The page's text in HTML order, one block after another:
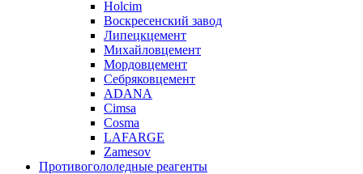
Holcim
Воскресенский завод
Липецкцемент
Михайловцемент
Мордовцемент
Себряковцемент
ADANA
Cimsa
Cosma
LAFARGE
Zamesov
Противогололедные реагенты